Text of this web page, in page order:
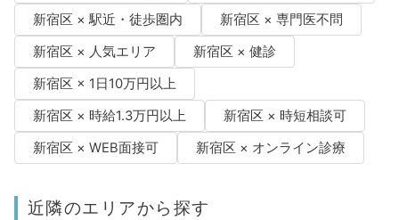
新宿区 × 駅近・徒歩圏内
新宿区 × 専門医不問
新宿区 × 人気エリア
新宿区 × 健診
新宿区 × 1日10万円以上
新宿区 × 時給1.3万円以上
新宿区 × 時短相談可
新宿区 × WEB面接可
新宿区 × オンライン診療
近隣のエリアから探す